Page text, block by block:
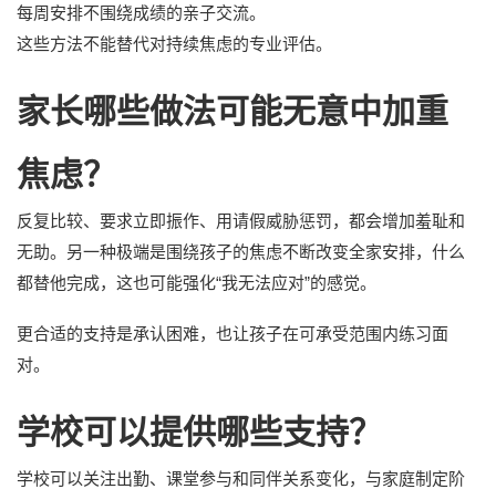
每周安排不围绕成绩的亲子交流。
这些方法不能替代对持续焦虑的专业评估。
家长哪些做法可能无意中加重
焦虑？
反复比较、要求立即振作、用请假威胁惩罚，都会增加羞耻和
无助。另一种极端是围绕孩子的焦虑不断改变全家安排，什么
都替他完成，这也可能强化“我无法应对”的感觉。
更合适的支持是承认困难，也让孩子在可承受范围内练习面
对。
学校可以提供哪些支持？
学校可以关注出勤、课堂参与和同伴关系变化，与家庭制定阶